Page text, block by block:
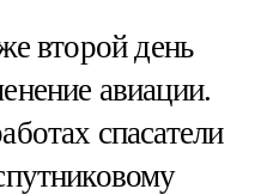
второй день
авиации.
спасатели